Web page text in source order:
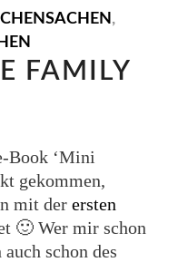
,
FAMILY
Book ‘Mini
gekommen,
mit der ersten
🙂 Wer mir schon
schon des